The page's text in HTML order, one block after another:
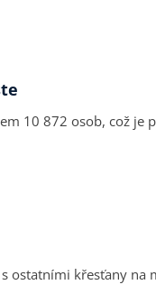
10 872 osob, což
ostatními křesťany